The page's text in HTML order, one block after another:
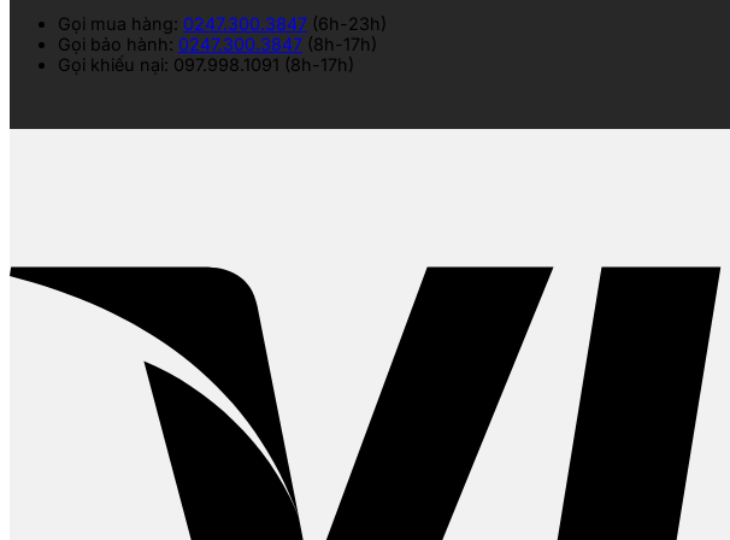
Gọi mua hàng: 0247.300.3847 (6h-23h)
Gọi bảo hành: 0247.300.3847 (8h-17h)
Gọi khiếu nại: 097.998.1091 (8h-17h)